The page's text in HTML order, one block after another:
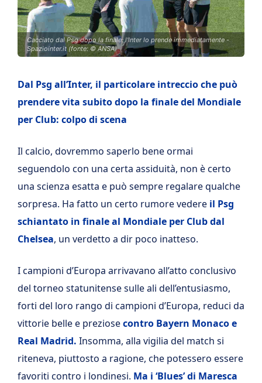
Cacciato dal Psg dopo la finale: l'Inter lo prende immediatamente -
Spaziointer.it (fonte: © ANSA)
Dal Psg all’Inter, il particolare intreccio che può
prendere vita subito dopo la finale del Mondiale
per Club: colpo di scena
Il calcio, dovremmo saperlo bene ormai
seguendolo con una certa assiduità, non è certo
una scienza esatta e può sempre regalare qualche
sorpresa. Ha fatto un certo rumore vedere il Psg
schiantato in finale al Mondiale per Club dal
Chelsea, un verdetto a dir poco inatteso.
I campioni d’Europa arrivavano all’atto conclusivo
del torneo statunitense sulle ali dell’entusiasmo,
forti del loro rango di campioni d’Europa, reduci da
vittorie belle e preziosecontro Bayern Monaco e
Real Madrid. Insomma, alla vigilia del match si
riteneva, piuttosto a ragione, che potessero essere
favoriti contro i londinesi. Ma i ‘Blues’ di Maresca